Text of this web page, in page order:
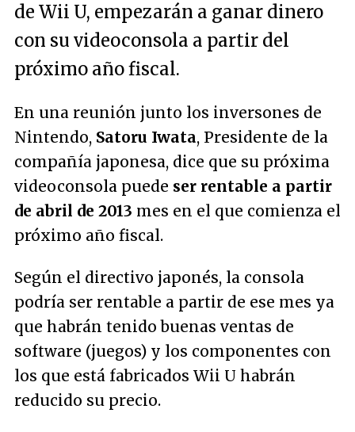
de Wii U, empezarán a ganar dinero
con su videoconsola a partir del
próximo año fiscal.
En una reunión junto los inversones de
Nintendo, Satoru Iwata, Presidente de la
compañía japonesa, dice que su próxima
videoconsola puede ser rentable a partir
de abril de 2013 mes en el que comienza el
próximo año fiscal.
Según el directivo japonés, la consola
podría ser rentable a partir de ese mes ya
que habrán tenido buenas ventas de
software (juegos) y los componentes con
los que está fabricados Wii U habrán
reducido su precio.